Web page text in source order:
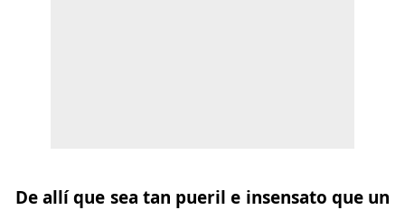
De allí que sea tan pueril e insensato que un